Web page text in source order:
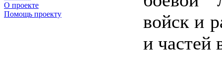
О проекте
Помощь проекту
войск и
и частей